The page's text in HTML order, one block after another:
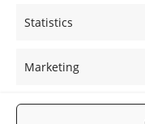
Statistics
Marketing